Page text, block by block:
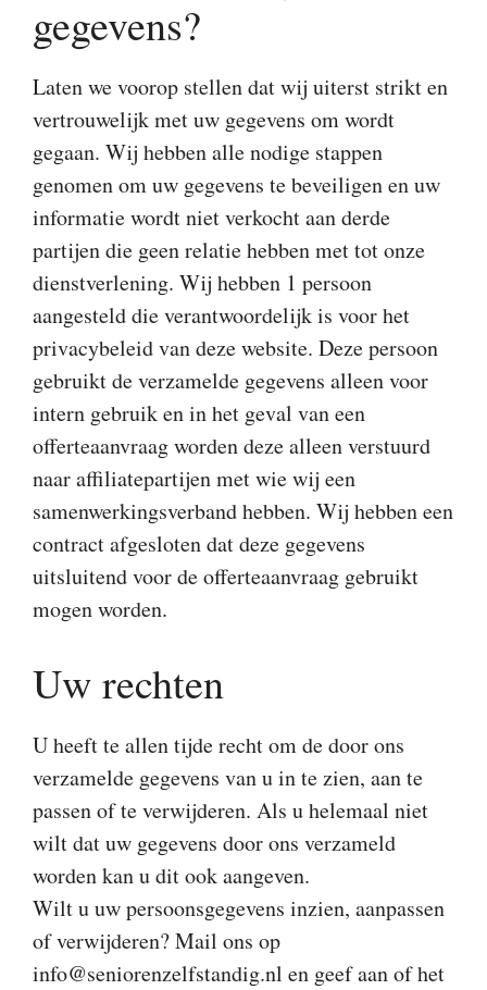
gegevens?
Laten we voorop stellen dat wij uiterst strikt en
vertrouwelijk met uw gegevens om wordt
gegaan. Wij hebben alle nodige stappen
genomen om uw gegevens te beveiligen en uw
informatie wordt niet verkocht aan derde
partijen die geen relatie hebben met tot onze
dienstverlening. Wij hebben 1 persoon
aangesteld die verantwoordelijk is voor het
privacybeleid van deze website. Deze persoon
gebruikt de verzamelde gegevens alleen voor
intern gebruik en in het geval van een
offerteaanvraag worden deze alleen verstuurd
naar affiliatepartijen met wie wij een
samenwerkingsverband hebben. Wij hebben een
contract afgesloten dat deze gegevens
uitsluitend voor de offerteaanvraag gebruikt
mogen worden.
Uw rechten
U heeft te allen tijde recht om de door ons
verzamelde gegevens van u in te zien, aan te
passen of te verwijderen. Als u helemaal niet
wilt dat uw gegevens door ons verzameld
worden kan u dit ook aangeven.
Wilt u uw persoonsgegevens inzien, aanpassen
of verwijderen? Mail ons op
info@seniorenzelfstandig.nl en geef aan of het